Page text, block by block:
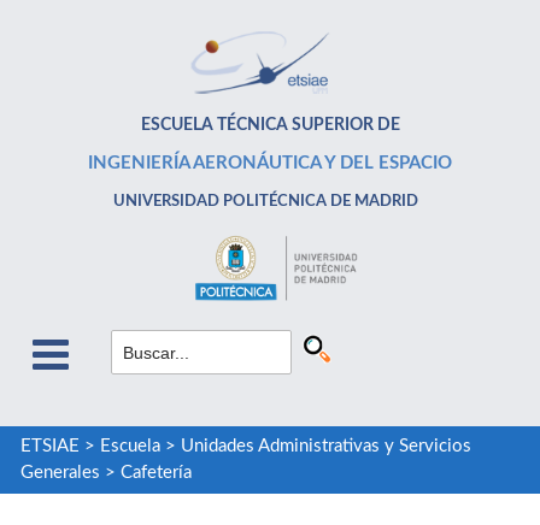
ESCUELA TÉCNICA SUPERIOR DE
INGENIERÍA AERONÁUTICA Y DEL ESPACIO
UNIVERSIDAD POLITÉCNICA DE MADRID
ETSIAE > Escuela> Unidades Administrativas y Servicios
Generales > Cafetería